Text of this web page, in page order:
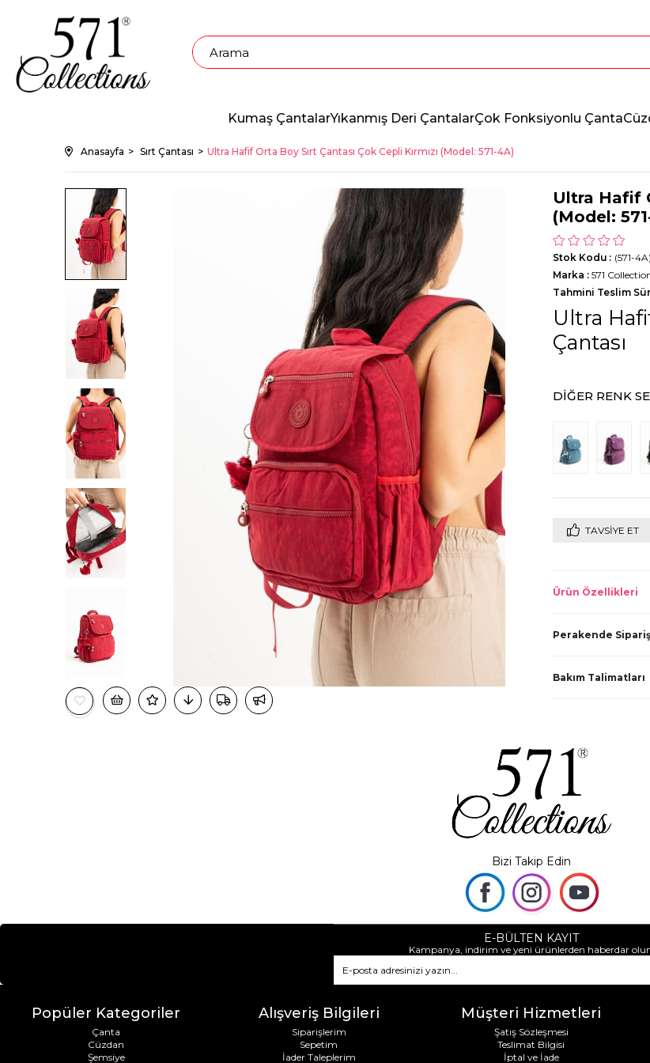
Kumaş ÇantalarYıkanmış Deri ÇantalarÇok Fonksiyonlu Çanta
Anasayfa Sırt Çantası Ultra Hafif Orta Boy Sırt Çantası Çok Cepli Kırmızı (Model: 571-4A)
Ultra Hafif
(Model:
(571-4A)
Stok Kodu
Marka : 571
Tahmini Teslim
Ultra
Çantası
DIĞER RENK
TAVSIYE ET
Ürün Özellikleri
Perakende
Bakım Talimatları
Bizi Takip Edin
E-BÜLTEN KAYIT
Kampanya, indirim ve yeni ürünlerden haberdar
Popüler Kategoriler
Çanta
Cüzdan
Şemsiye
Alışveriş Bilgileri
Siparişlerim
Sepetim
İader Taleplerim
Müşteri Hizmetleri
Şatış Sözleşmesi
Teslimat Bilgisi
İptal ve İade